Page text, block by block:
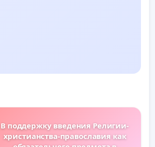
В поддержку введения Религии-
христианства-православия как